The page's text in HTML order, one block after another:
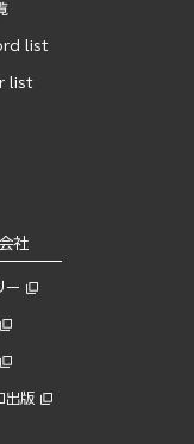
list
list
社
ー
出版